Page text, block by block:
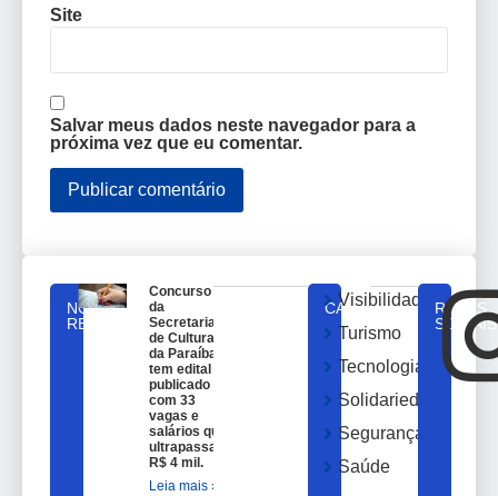
Site
Salvar meus dados neste navegador para a
próxima vez que eu comentar.
NOTICIAS
RELACIONADAS
Concurso
da
Secretaria
de Cultura
da Paraíba
tem edital
publicado
com 33
vagas e
salários que
ultrapassam
R$ 4 mil.
Leia mais »
CATEGORIAS
Visibilidade
Turismo
Tecnologia
Solidariedade
Segurança
Saúde
REDES
SOCIAIS